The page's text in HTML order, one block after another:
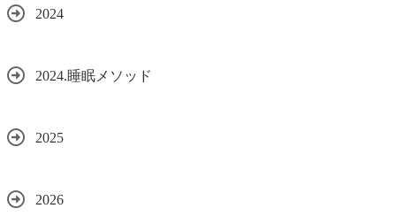
2024
2024.睡眠メソッド
2025
2026